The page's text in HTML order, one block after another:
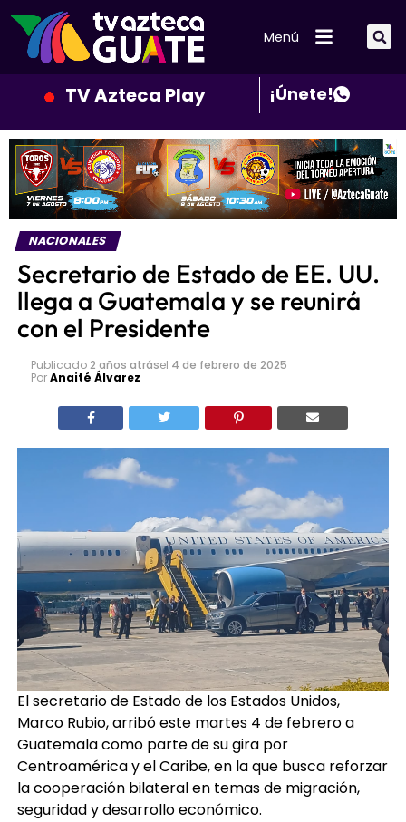
Menú
TV Azteca Play ¡Únete!
NACIONALES
Secretario de Estado de EE. UU.
llega a Guatemala y se reunirá
con el Presidente
Publicado2 años atrásel 4 de febrero de 2025
PorAnaité Álvarez
El secretario de Estado de los Estados Unidos,
Marco Rubio, arribó este martes 4 de febrero a
Guatemala como parte de su gira por
Centroamérica y el Caribe, en la que busca reforzar
la cooperación bilateral en temas de migración,
seguridad y desarrollo económico.